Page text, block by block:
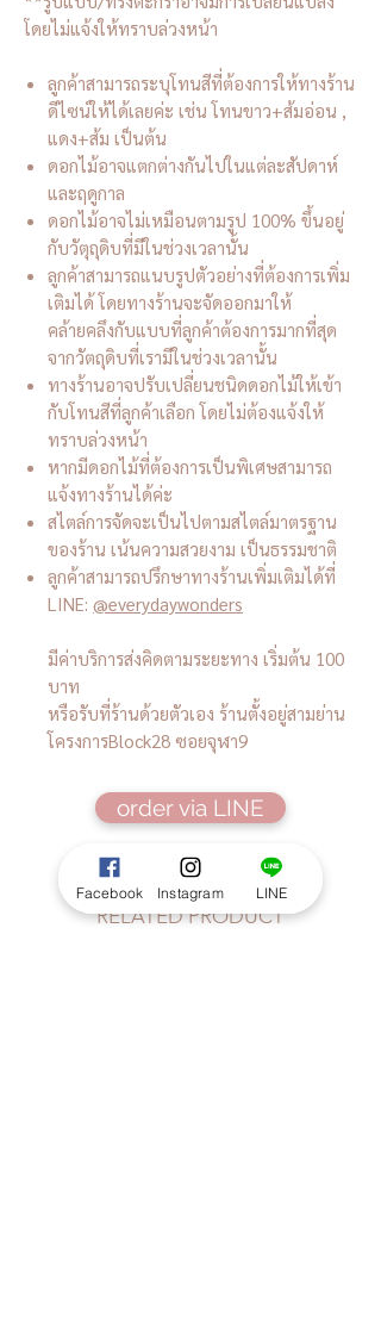
โดยไม่แจ้งให้ทราบล่วงหน้า
ลูกค้าสามารถระบุโทนสีที่ต้องการให้ทางร้าน
ดีไซน์ให้ได้เลยค่ะ เช่น โทนขาว+ส้มอ่อน ,
แดง+ส้ม เป็นต้น
ดอกไม้อาจแตกต่างกันไปในแต่ละสัปดาห์
และฤดูกาล
ดอกไม้อาจไม่เหมือนตามรูป 100% ขึ้นอยู่
กับวัตุถุดิบที่มีในช่วงเวลานั้น
ลูกค้าสามารถแนบรูปตัวอย่างที่ต้องการเพิ่ม
เติมได้ โดยทางร้านจะจัดออกมาให้
คล้ายคลึงกับแบบที่ลูกค้าต้องการมากที่สุด
จากวัตถุดิบที่เรามีในช่วงเวลานั้น
ทางร้านอาจปรับเปลี่ยนชนิดดอกไม้ให้เข้า
กับโทนสีที่ลูกค้าเลือก โดยไม่ต้องแจ้งให้
ทราบล่วงหน้า
หากมีดอกไม้ที่ต้องการเป็นพิเศษสามารถ
แจ้งทางร้านได้ค่ะ
สไตล์การจัดจะเป็นไปตามสไตล์มาตรฐาน
ของร้าน เน้นความสวยงาม เป็นธรรมชาติ
ลูกค้าสามารถปรึกษาทางร้านเพิ่มเติมได้ที่
LINE: @everydaywonders
มีค่าบริการส่งคิดตามระยะทาง เริ่มต้น 100
บาท
หรือรับที่ร้านด้วยตัวเอง ร้านตั้งอยู่สามย่าน
โครงการBlock28 ซอยจุฬา9
order via LINE
RELATED PRODUCT
Facebook Instagram LINE